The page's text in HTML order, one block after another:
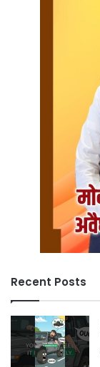
Recent Posts